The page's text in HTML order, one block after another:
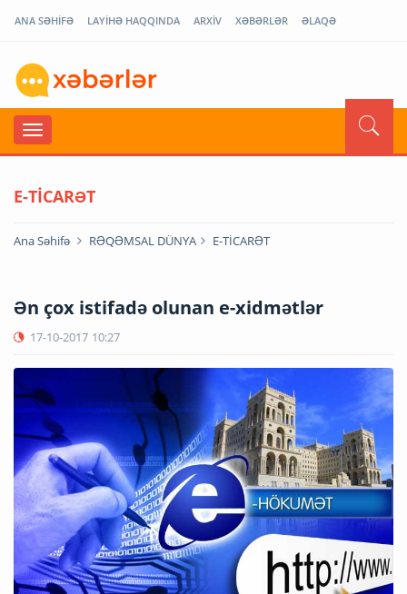
ANA SƏHİFƏ LAYİHƏ HAQQINDA ARXİV XƏBƏRLƏR ƏLAQƏ
E-TİCARƏT
Ana Səhifə RƏQƏMSAL DÜNYA E-TİCARƏT
Ən çox istifadə olunan e-xidmətlər
17-10-2017 10:27